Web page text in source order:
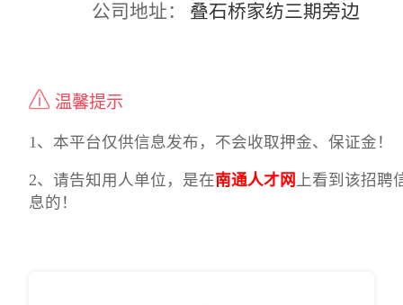
公司地址： 叠石桥家纺三期旁边
温馨提示
1、本平台仅供信息发布，不会收取押金、保证金！
2、请告知用人单位，是在南通人才网 上看到该招聘
息的！